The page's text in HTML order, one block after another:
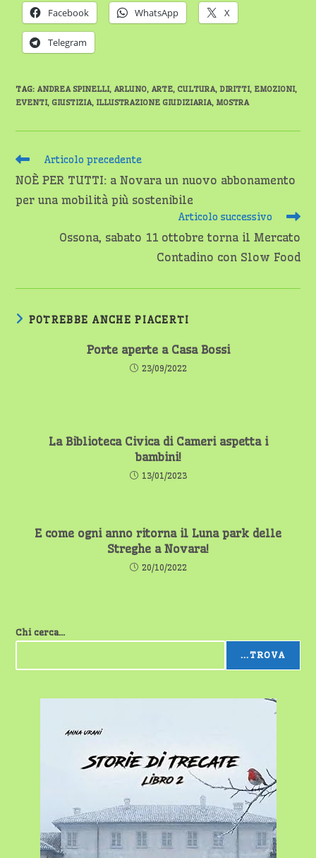
Facebook WhatsApp X
Telegram
TAG: ANDREA SPINELLI, ARLUNO, ARTE, CULTURA, DIRITTI, EMOZIONI,
EVENTI, GIUSTIZIA, ILLUSTRAZIONE GIUDIZIARIA, MOSTRA
Leggi
altri
articoli
Articolo precedente
NOÈ PER TUTTI: a Novara un nuovo abbonamento
per una mobilità più sostenibile
Articolo successivo
Ossona, sabato 11 ottobre torna il Mercato
Contadino con Slow Food
POTREBBE ANCHE PIACERTI
Porte aperte a Casa Bossi
23/09/2022
La Biblioteca Civica di Cameri aspetta i
bambini!
13/01/2023
E come ogni anno ritorna il Luna park delle
Streghe a Novara!
20/10/2022
Chi cerca...
...TROVA